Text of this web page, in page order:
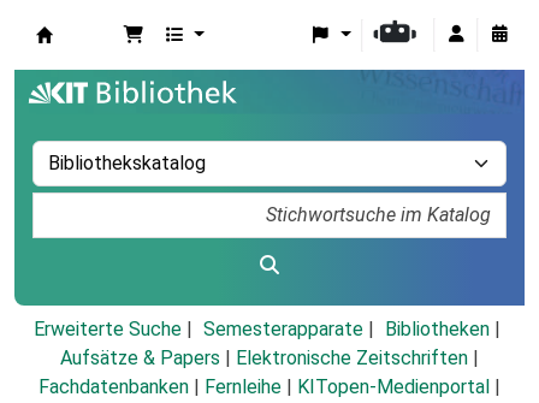
Erweiterte Suche Semesterapparate
Bibliotheken
Aufsätze & Papers
Elektronische Zeitschriften
Fachdatenbanken
Fernleihe KITopen-Medienportal